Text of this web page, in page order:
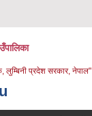
लुम्बिनी प्रदेश सरकार, नेपाल"